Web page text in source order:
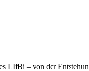
LIfBi – von der